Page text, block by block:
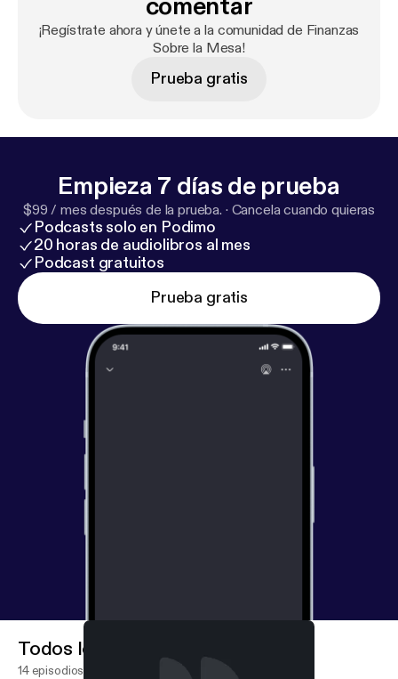
comentar
¡Regístrate ahora y únete a la comunidad de Finanzas
Sobre la Mesa!
Prueba gratis
Empieza 7 días de prueba
$99 / mes después de la prueba. · Cancela cuando quieras
Podcasts solo en Podimo
20 horas de audiolibros al mes
Podcast gratuitos
Prueba gratis
Todos los episodios
14 episodios